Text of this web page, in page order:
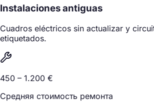
Instalaciones antiguas
Cuadros eléctricos sin actualizar y
etiquetados.
450 – 1.200 €
Средняя стоимость ремонта